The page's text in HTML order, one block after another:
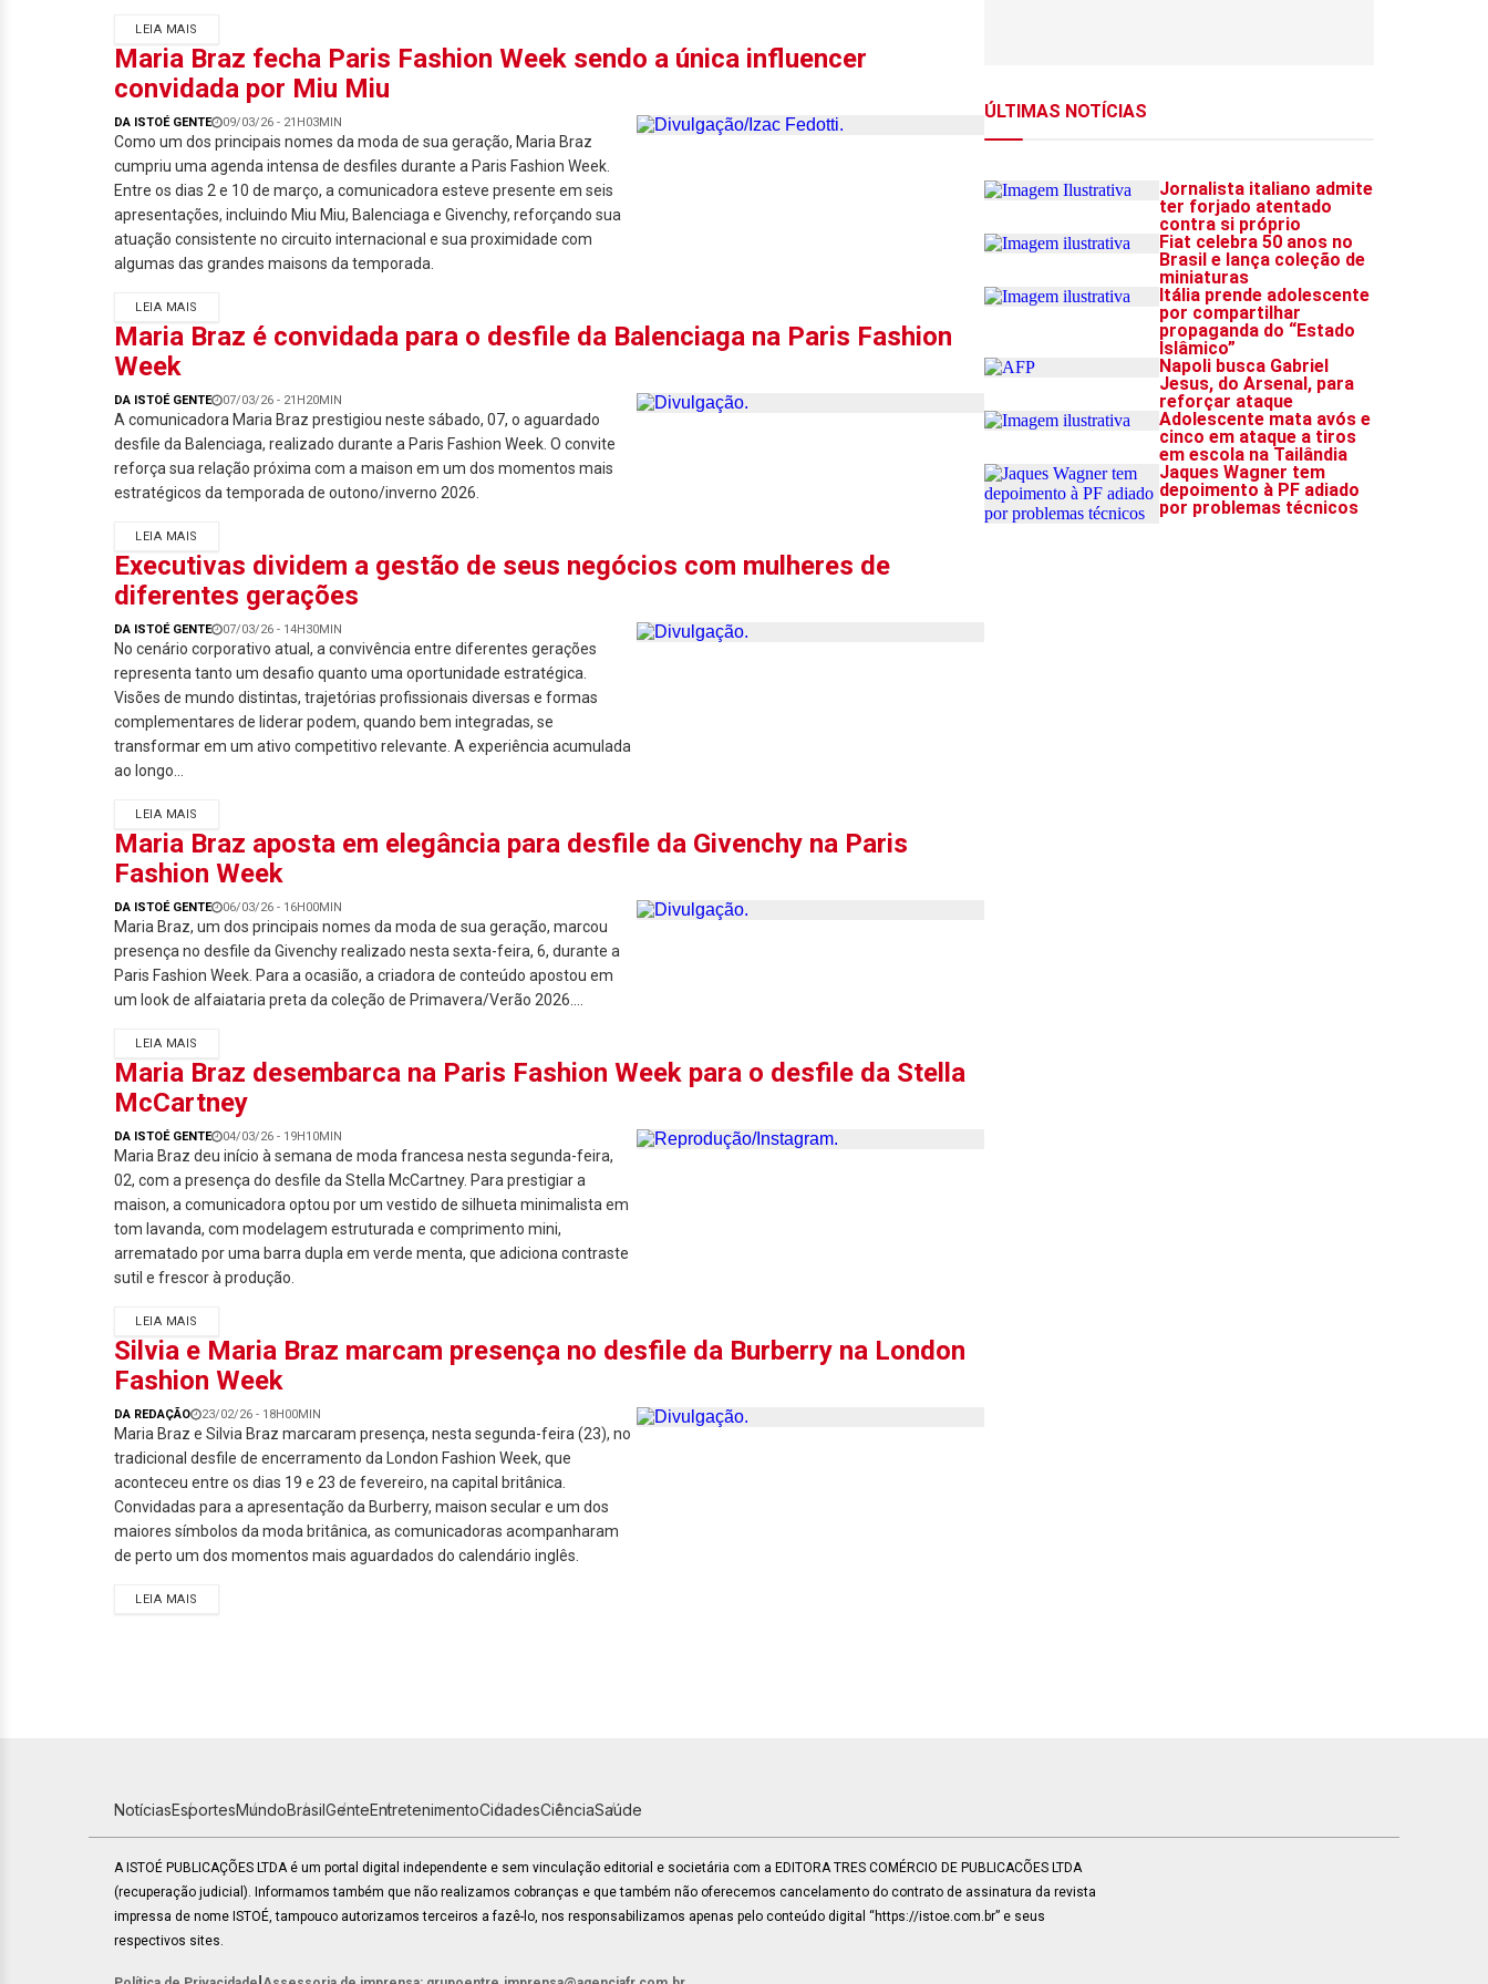
LEIA MAIS
Maria Braz fecha Paris Fashion Week sendo a única influencer
convidada por Miu Miu
DA ISTOÉ GENTE 09/03/26 - 21H03MIN
Como um dos principais nomes da moda de sua geração, Maria Braz
cumpriu uma agenda intensa de desfiles durante a Paris Fashion Week.
Entre os dias 2 e 10 de março, a comunicadora esteve presente em seis
apresentações, incluindo Miu Miu, Balenciaga e Givenchy, reforçando sua
atuação consistente no circuito internacional e sua proximidade com
algumas das grandes maisons da temporada.
LEIA MAIS
Maria Braz é convidada para o desfile da Balenciaga na Paris Fashion
Week
DA ISTOÉ GENTE 07/03/26 - 21H20MIN
A comunicadora Maria Braz prestigiou neste sábado, 07, o aguardado
desfile da Balenciaga, realizado durante a Paris Fashion Week. O convite
reforça sua relação próxima com a maison em um dos momentos mais
estratégicos da temporada de outono/inverno 2026.
LEIA MAIS
Executivas dividem a gestão de seus negócios com mulheres de
diferentes gerações
DA ISTOÉ GENTE 07/03/26 - 14H30MIN
No cenário corporativo atual, a convivência entre diferentes gerações
representa tanto um desafio quanto uma oportunidade estratégica.
Visões de mundo distintas, trajetórias profissionais diversas e formas
complementares de liderar podem, quando bem integradas, se
transformar em um ativo competitivo relevante. A experiência acumulada
ao longo...
LEIA MAIS
Maria Braz aposta em elegância para desfile da Givenchy na Paris
Fashion Week
DA ISTOÉ GENTE 06/03/26 - 16H00MIN
Maria Braz, um dos principais nomes da moda de sua geração, marcou
presença no desfile da Givenchy realizado nesta sexta-feira, 6, durante a
Paris Fashion Week. Para a ocasião, a criadora de conteúdo apostou em
um look de alfaiataria preta da coleção de Primavera/Verão 2026....
LEIA MAIS
Maria Braz desembarca na Paris Fashion Week para o desfile da Stella
McCartney
DA ISTOÉ GENTE 04/03/26 - 19H10MIN
Maria Braz deu início à semana de moda francesa nesta segunda-feira,
02, com a presença do desfile da Stella McCartney. Para prestigiar a
maison, a comunicadora optou por um vestido de silhueta minimalista em
tom lavanda, com modelagem estruturada e comprimento mini,
arrematado por uma barra dupla em verde menta, que adiciona contraste
sutil e frescor à produção.
LEIA MAIS
Silvia e Maria Braz marcam presença no desfile da Burberry na London
Fashion Week
DA REDAÇÃO 23/02/26 - 18H00MIN
Maria Braz e Silvia Braz marcaram presença, nesta segunda-feira (23), no
tradicional desfile de encerramento da London Fashion Week, que
aconteceu entre os dias 19 e 23 de fevereiro, na capital britânica.
Convidadas para a apresentação da Burberry, maison secular e um dos
maiores símbolos da moda britânica, as comunicadoras acompanharam
de perto um dos momentos mais aguardados do calendário inglês.
LEIA MAIS
NotíciasEsportesMundoBrasilGenteEntretenimentoCidadesCiênciaSaúde
A ISTOÉ PUBLICAÇÕES LTDA é um portal digital independente e sem vinculação editorial e societária com a EDITORA TRES COMÉRCIO DE PUBLICACÕES LTDA
(recuperação judicial). Informamos também que não realizamos cobranças e que também não oferecemos cancelamento do contrato de assinatura da revista
impressa de nome ISTOÉ, tampouco autorizamos terceiros a fazê-lo, nos responsabilizamos apenas pelo conteúdo digital “https://istoe.com.br” e seus
respectivos sites.